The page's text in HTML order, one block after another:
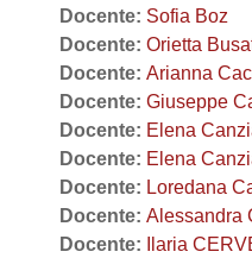
Docente: Sofia Boz
Docente: Orietta
Docente: Arianna
Docente: Giuseppe
Docente: Elena
Docente: Elena
Docente: Loredana
Docente: Alessandra
Docente:
Ilaria